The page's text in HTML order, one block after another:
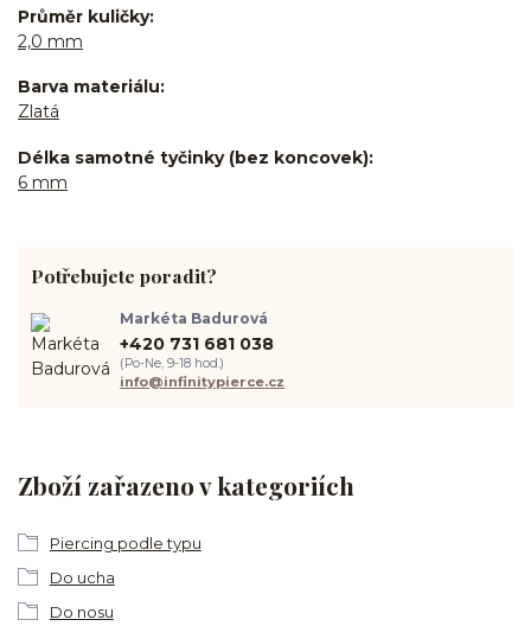
Průměr kuličky
2,0 mm
Barva materiálu
Zlatá
Délka samotné tyčinky (bez koncovek)
6 mm
Zboží zařazeno v kategoriích
Piercing podle typu
Do ucha
Do nosu
Potřebujete poradit?
Markéta Badurová
+420 731 681 038
(Po-Ne, 9-18 hod.)
info@infinitypierce.cz